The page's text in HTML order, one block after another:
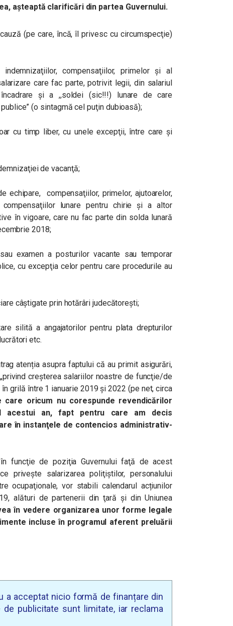
aşteaptă clarificări din partea Guvernului.
(pe care, încă, îl privesc cu circumspecţie)
indemnizaţiilor, compensaţiilor, primelor şi al
care fac parte, potrivit legii, din salariul
şi a ,,soldei (sic!!!) lunare de care
(o sintagmă cel puţin dubioasă);
cu timp liber, cu unele excepţii, între care şi
de vacanţă;
echipare, compensaţiilor, primelor, ajutoarelor,
compensaţiilor lunare pentru chirie şi a altor
în vigoare, care nu fac parte din solda lunară
2018;
examen a posturilor vacante sau temporar
cu excepţia celor pentru care procedurile au
câştigate prin hotărâri judecătoreşti;
silită a angajatorilor pentru plata drepturilor
etc.
atenția asupra faptului că au primit asigurări,
„privind creşterea salariilor noastre de funcţie/de
grilă între 1 ianuarie 2019 şi 2022 (pe net, circa
care oricum nu corespunde revendicărilor
acestui an, fapt pentru care am decis
în instanţele de contencios administrativ-
funcţie de poziţia Guvernului faţă de acest
priveşte salarizarea poliţiştilor, personalului
ocupaţionale, vor stabili calendarul acțiunilor
alături de partenerii din ţară şi din Uniunea
în vedere organizarea unor forme legale
incluse în programul aferent preluării
a acceptat nicio formă de finanțare din
de publicitate sunt limitate, iar reclama